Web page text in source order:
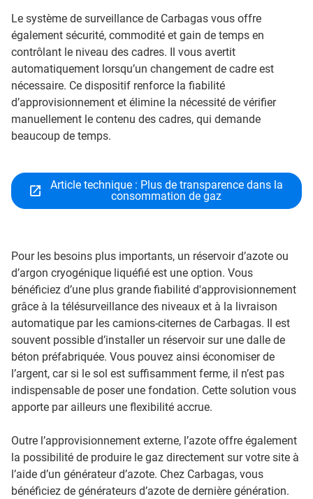
Le système de surveillance de Carbagas vous offre
également sécurité, commodité et gain de temps en
contrôlant le niveau des cadres. Il vous avertit
automatiquement lorsqu’un changement de cadre est
nécessaire. Ce dispositif renforce la fiabilité
d’approvisionnement et élimine la nécessité de vérifier
manuellement le contenu des cadres, qui demande
beaucoup de temps.
Article technique : Plus de transparence dans la
consommation de gaz
Pour les besoins plus importants, un réservoir d’azote ou
d’argon cryogénique liquéfié est une option. Vous
bénéficiez d’une plus grande fiabilité d'approvisionnement
grâce à la télésurveillance des niveaux et à la livraison
automatique par les camions-citernes de Carbagas. Il est
souvent possible d’installer un réservoir sur une dalle de
béton préfabriquée. Vous pouvez ainsi économiser de
l’argent, car si le sol est suffisamment ferme, il n’est pas
indispensable de poser une fondation. Cette solution vous
apporte par ailleurs une flexibilité accrue.
Outre l’approvisionnement externe, l’azote offre également
la possibilité de produire le gaz directement sur votre site à
l’aide d’un générateur d’azote. Chez Carbagas, vous
bénéficiez de générateurs d’azote de dernière génération.